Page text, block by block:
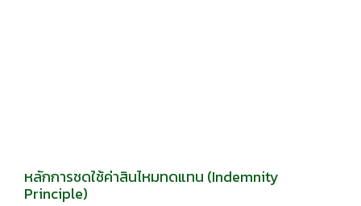
หลักการชดใช้ค่าสินไหมทดแทน (Indemnity
Principle)